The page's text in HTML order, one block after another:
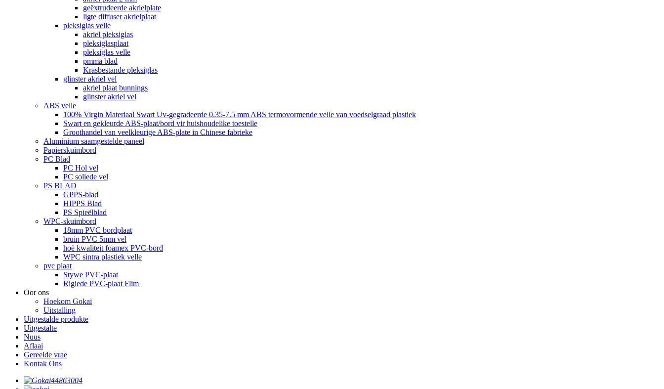
geëxtrudeerde akrielplate
ligte diffuser akrielplaat
pleksiglas velle
akriel pleksiglas
pleksiglasplaat
pleksiglas velle
pmma blad
Krasbestande pleksiglas
glinster akriel vel
akriel plaat bunnings
glinster akriel vel
ABS velle
100% Virgin Materiaal Swart Uv-gegradeerde 0.35-7.5 mm ABS termovormende velle van voedselgraad plastiek
Swart en gekleurde ABS-plaat/bord vir huishoudelike toestelle
Groothandel van veelkleurige ABS-plate in Chinese fabrieke
Aluminium saamgestelde paneel
Papierskuimbord
PC Blad
PC Hol vel
PC soliede vel
PS BLAD
GPPS-blad
HIPPS Blad
PS Spieëlblad
WPC-skuimbord
18mm PVC bordplaat
bruin PVC 5mm vel
hoë kwaliteit foamex PVC-bord
WPC sintra plastiek velle
pvc plaat
Stywe PVC-plaat
Rigiede PVC-plaat Flim
Oor ons
Hoekom Gokai
Uitstalling
Uitgestalde produkte
Uitgestalte
Nuus
Aflaai
Gereelde vrae
Kontak Ons